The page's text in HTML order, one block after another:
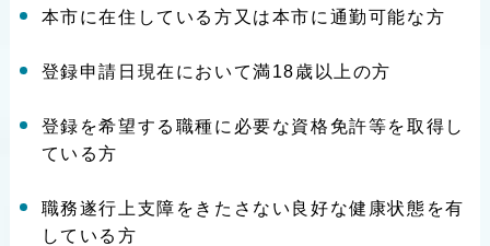
本市に在住している方又は本市に通勤可能な方
登録申請日現在において満18歳以上の方
登録を希望する職種に必要な資格免許等を取得し
ている方
職務遂行上支障をきたさない良好な健康状態を有
している方